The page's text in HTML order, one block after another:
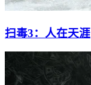
扫毒3：人在天涯